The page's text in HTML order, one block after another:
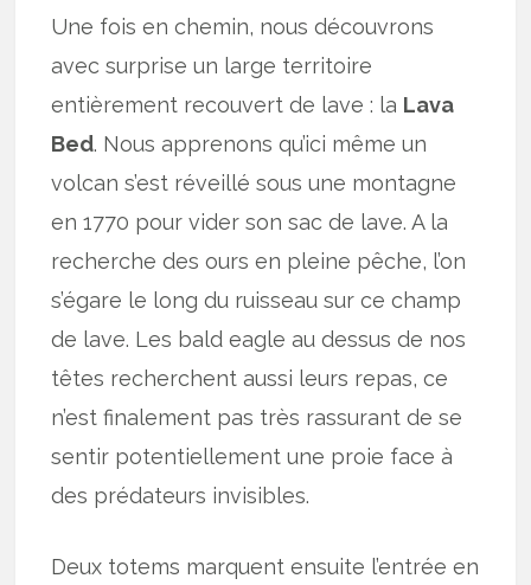
Une fois en chemin, nous découvrons
avec surprise un large territoire
entièrement recouvert de lave : la Lava
Bed. Nous apprenons qu’ici même un
volcan s’est réveillé sous une montagne
en 1770 pour vider son sac de lave. A la
recherche des ours en pleine pêche, l’on
s’égare le long du ruisseau sur ce champ
de lave. Les bald eagle au dessus de nos
têtes recherchent aussi leurs repas, ce
n’est finalement pas très rassurant de se
sentir potentiellement une proie face à
des prédateurs invisibles.
Deux totems marquent ensuite l’entrée en